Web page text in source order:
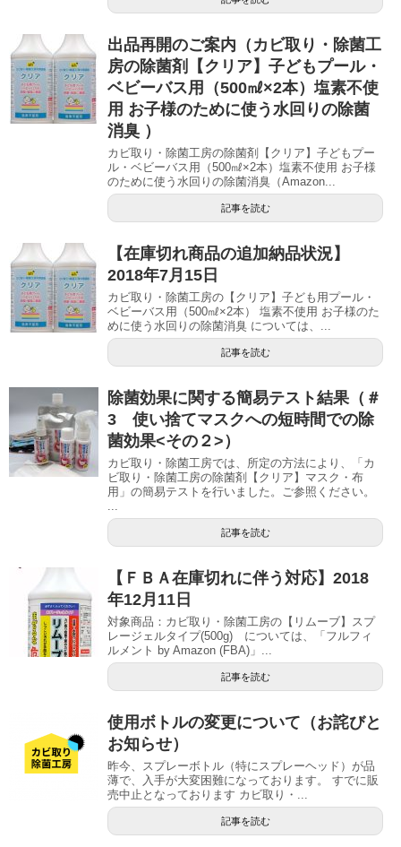
出品再開のご案内（カビ取り・除菌工
房の除菌剤【クリア】子どもプール・
ベビーバス用（500㎖×2本）塩素不使
用 お子様のために使う水回りの除菌
消臭 ）
カビ取り・除菌工房の除菌剤【クリア】子どもプー
ル・ベビーバス用（500㎖×2本）塩素不使用 お子様
のために使う水回りの除菌消臭（Amazon...
記事を読む
【在庫切れ商品の追加納品状況】
2018年7月15日
カビ取り・除菌工房の【クリア】子ども用プール・
ベビーバス用（500㎖×2本） 塩素不使用 お子様のた
めに使う水回りの除菌消臭 については、...
記事を読む
除菌効果に関する簡易テスト結果（＃
3 使い捨てマスクへの短時間での除
菌効果<その２>）
カビ取り・除菌工房では、所定の方法により、「カ
ビ取り・除菌工房の除菌剤【クリア】マスク・布
用」の簡易テストを行いました。ご参照ください。
記事を読む
【ＦＢＡ在庫切れに伴う対応】2018
年12月11日
対象商品：カビ取り・除菌工房の【リムーブ】スプ
レージェルタイプ(500g) については、「フルフィ
ルメント by Amazon (FBA)」...
記事を読む
使用ボトルの変更について（お詫びと
お知らせ）
昨今、スプレーボトル（特にスプレーヘッド）が品
薄で、入手が大変困難になっております。 すでに販
売中止となっております カビ取り・...
記事を読む